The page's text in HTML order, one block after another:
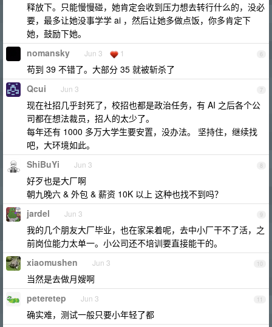
释放下。只能慢慢碰，她肯定会收到压力想去转行什么的，没必
要，最多让她没事学学 ai ，然后让她多做点饭，你多肯定下
她，鼓励下她。
6
nomansky Jun 3 1
苟到 39 不错了。大部分 35 就被斩杀了
7
Qcui Jun 3
现在社招几乎封死了，校招也都是政治任务，有 AI 之后各个公
司都在想法裁员，招人的太少了。
每年还有 1000 多万大学生要安置，没办法。 坚持住，继续找
吧，大环境如此。
8
ShiBuYi Jun 3
好歹也是大厂啊
朝九晚六 & 外包 & 薪资 10K 以上 这种也找不到吗？
9
jardel Jun 3
我的几个朋友大厂毕业，也在家呆着呢，去中小厂干不了活，之
前岗位能力太单一。小公司还不培训要直接能干的。
10
xiaomushen Jun 3
当然是去做月嫂啊
11
peteretep Jun 3
确实难，测试一般只要小年轻了都